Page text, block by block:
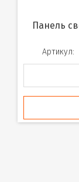
Панель светодиодная PPL PRO-3 595/U OPAL
Артикул: